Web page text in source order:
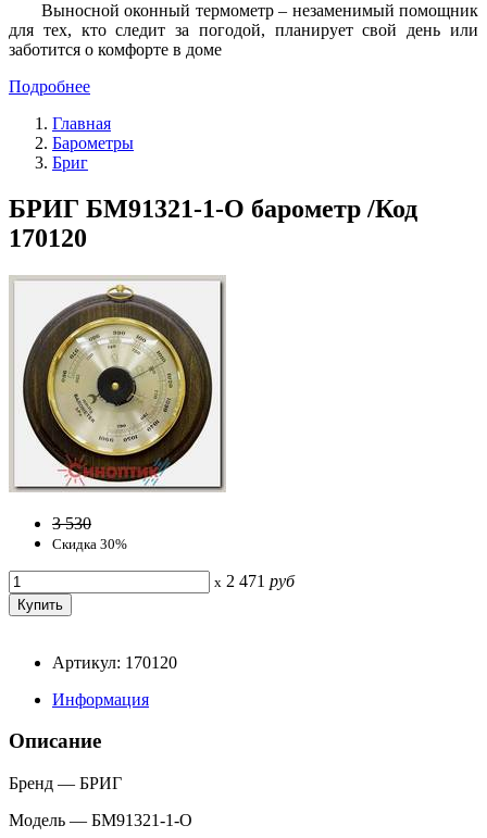
Выносной оконный термометр – незаменимый помощник
для тех, кто следит за погодой, планирует свой день или
заботится о комфорте в доме
Подробнее
Главная
Барометры
Бриг
БРИГ БМ91321-1-О барометр /Код
170120
3 530
Скидка 30%
x 2 471 руб
Артикул: 170120
Информация
Описание
Бренд — БРИГ
Модель — БМ91321-1-О